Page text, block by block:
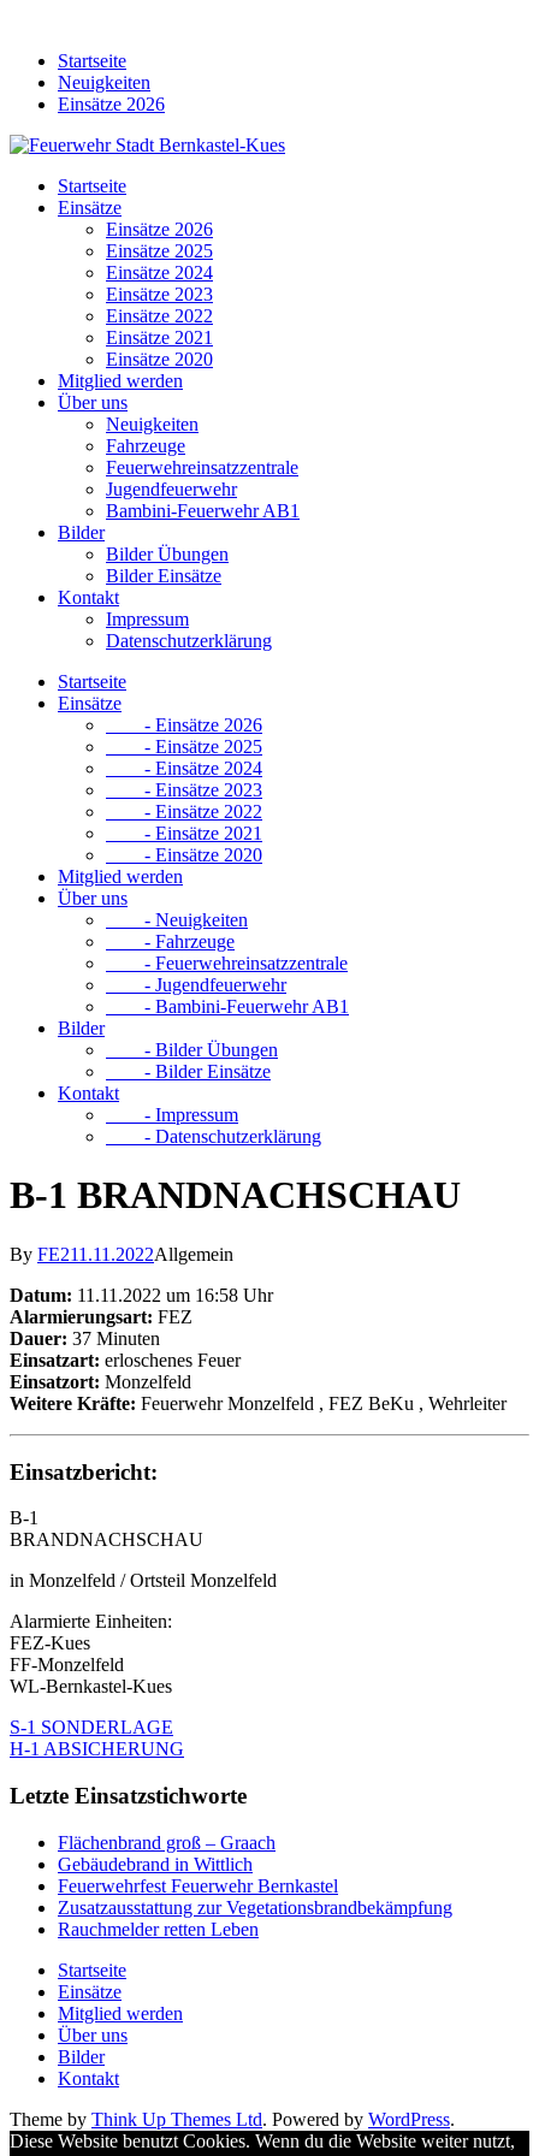
contentStartseite
Neuigkeiten
Einsätze 2026
Startseite
Einsätze
Einsätze 2026
Einsätze 2025
Einsätze 2024
Einsätze 2023
Einsätze 2022
Einsätze 2021
Einsätze 2020
Mitglied werden
Über uns
Neuigkeiten
Fahrzeuge
Feuerwehreinsatzzentrale
Jugendfeuerwehr
Bambini-Feuerwehr AB1
Bilder
Bilder Übungen
Bilder Einsätze
Kontakt
Impressum
Datenschutzerklärung
Startseite
Einsätze
- Einsätze 2026
- Einsätze 2025
- Einsätze 2024
- Einsätze 2023
- Einsätze 2022
- Einsätze 2021
- Einsätze 2020
Mitglied werden
Über uns
- Neuigkeiten
- Fahrzeuge
- Feuerwehreinsatzzentrale
- Jugendfeuerwehr
- Bambini-Feuerwehr AB1
Bilder
- Bilder Übungen
- Bilder Einsätze
Kontakt
- Impressum
- Datenschutzerklärung
B-1 BRANDNACHSCHAU
By FE211.11.2022Allgemein
Datum: 11.11.2022 um 16:58 Uhr
Alarmierungsart: FEZ
Dauer: 37 Minuten
Einsatzart: erloschenes Feuer
Einsatzort: Monzelfeld
Weitere Kräfte: Feuerwehr Monzelfeld , FEZ BeKu , Wehrleiter
Einsatzbericht:
B-1
BRANDNACHSCHAU
in Monzelfeld / Ortsteil Monzelfeld
Alarmierte Einheiten:
FEZ-Kues
FF-Monzelfeld
WL-Bernkastel-Kues
S-1 SONDERLAGE
H-1 ABSICHERUNG
Letzte Einsatzstichworte
Flächenbrand groß – Graach
Gebäudebrand in Wittlich
Feuerwehrfest Feuerwehr Bernkastel
Zusatzausstattung zur Vegetationsbrandbekämpfung
Rauchmelder retten Leben
Startseite
Einsätze
Mitglied werden
Über uns
Bilder
Kontakt
Theme by Think Up Themes Ltd. Powered by WordPress.
Diese Website benutzt Cookies. Wenn du die Website weiter nutzt,